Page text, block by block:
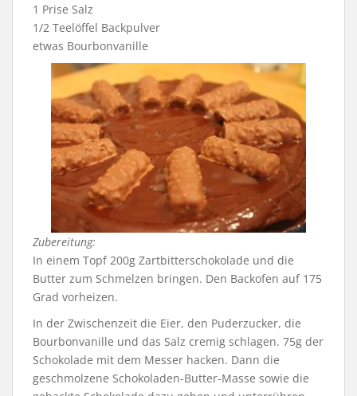
1 Prise Salz
1/2 Teelöffel Backpulver
etwas Bourbonvanille
Zubereitung:
In einem Topf 200g Zartbitterschokolade und die
Butter zum Schmelzen bringen. Den Backofen auf 175
Grad vorheizen.
In der Zwischenzeit die Eier, den Puderzucker, die
Bourbonvanille und das Salz cremig schlagen. 75g der
Schokolade mit dem Messer hacken. Dann die
geschmolzene Schokoladen-Butter-Masse sowie die